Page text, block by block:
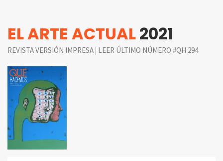
EL ARTE ACTUAL2021
REVISTA VERSIÓN IMPRESA | LEER ÚLTIMO NÚMERO #QH 294